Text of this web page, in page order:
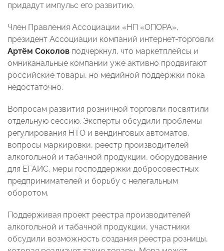
придадут импульс его развитию.
Член Правления Ассоциации «НП «ОПОРА»,
президент Ассоциации компаний интернет-торговли
Артём Соколов подчеркнул, что маркетплейсы и
омниканальные компании уже активно продвигают
российские товары, но медийной поддержки пока
недостаточно.
Вопросам развития розничной торговли посвятили
отдельную сессию. Эксперты обсудили проблемы
регулирования НТО и вендинговых автоматов,
вопросы маркировки, реестр производителей
алкогольной и табачной продукции, оборудование
для ЕГАИС, меры господдержки добросовестных
предпринимателей и борьбу с нелегальным
оборотом.
Поддерживая проект реестра производителей
алкогольной и табачной продукции, участники
обсудили возможность создания реестра розницы,